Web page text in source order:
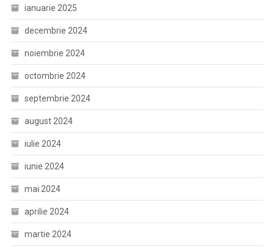
ianuarie 2025
decembrie 2024
noiembrie 2024
octombrie 2024
septembrie 2024
august 2024
iulie 2024
iunie 2024
mai 2024
aprilie 2024
martie 2024